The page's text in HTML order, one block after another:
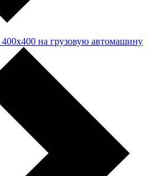
на грузовую автомашину